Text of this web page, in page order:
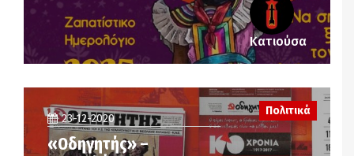
Κατιούσα
23-12-2020
«Οδηγητής» –
Πολιτικά